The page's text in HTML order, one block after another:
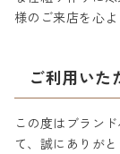
様のご来店を心よ
ご利用いた
この度はブラン
て、誠にありが